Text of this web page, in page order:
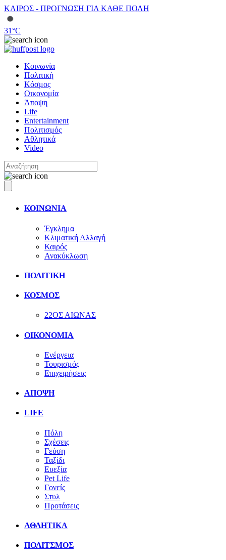
ΚΑΙΡΟΣ - ΠΡΟΓΝΩΣΗ ΓΙΑ ΚΑΘΕ ΠΟΛΗ
31°C
Κοινωνία
Πολιτική
Κόσμος
Οικονομία
Άποψη
Life
Entertainment
Πολιτισμός
Αθλητικά
Video
ΚΟΙΝΩΝΙΑ
Έγκλημα
Κλιματική Αλλαγή
Καιρός
Ανακύκλωση
ΠΟΛΙΤΙΚΗ
ΚΟΣΜΟΣ
22ΟΣ ΑΙΩΝΑΣ
ΟΙΚΟΝΟΜΙΑ
Ενέργεια
Τουρισμός
Επιχειρήσεις
ΑΠΟΨΗ
LIFE
Πόλη
Σχέσεις
Γεύση
Ταξίδι
Ευεξία
Pet Life
Γονείς
Στυλ
Προτάσεις
ΑΘΛΗΤΙΚΑ
ΠΟΛΙΤΣΜΟΣ